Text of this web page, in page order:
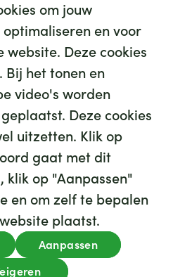
om jouw
en voor
website. Deze cookies
Bij het tonen en
video's worden
Deze cookies
uitzetten. Klik op
gaat met dit
klik op "Aanpassen"
en om zelf te bepalen
plaatst.
Aanpassen
leuke banen voor je
Kijk op werkenbijghz.nl
Privacy
voorwaarden
Disclaimer